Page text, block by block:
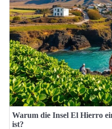
Warum die Insel El Hierro
ist?